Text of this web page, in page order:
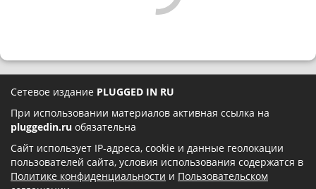
Сетевое издание PLUGGED IN RU
При использовании материалов активная ссылка на
pluggedin.ru обязательна
Сайт использует IP-адреса, cookie и данные геолокации
пользователей сайта, условия использования содержатся в
Политике конфиденциальности и Пользовательском